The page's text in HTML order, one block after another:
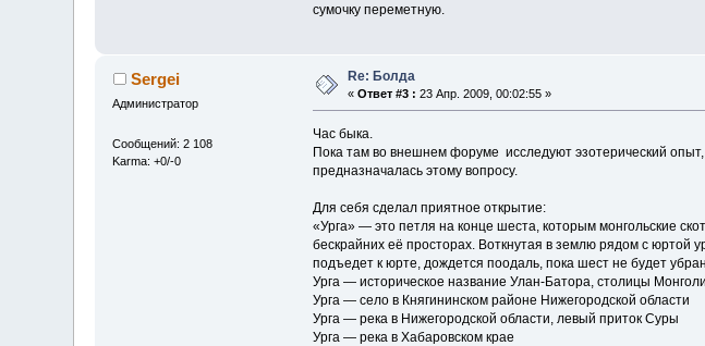
сумочку переметную.
Sergei
Администратор
Сообщений: 2 108
Karma: +0/-0
Re: Болда
«Ответ #3 : 23 Апр. 2009, 00:02:55 »
Час быка.
Пока там во внешнем форуме исследуют эзотерический
предназначалась этому вопросу.
Для себя сделал приятное открытие:
«Урга» — это петля на конце шеста, которым монгольские
бескрайних её просторах. Воткнутая в землю рядом с юртой
подъедет к юрте, дождется поодаль, пока шест не будет
Урга — историческое название Улан-Батора, столицы
Урга — село в Княгининском районе Нижегородской области
Урга — река в Нижегородской области, левый приток Суры
Урга — река в Хабаровском крае